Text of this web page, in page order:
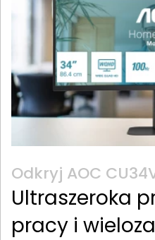
Odkryj AOC
Ultraszeroka
pracy i